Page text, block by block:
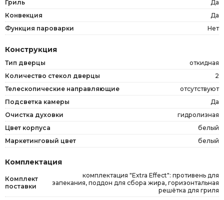
Гриль
Да
Конвекция
Да
Функция пароварки
Нет
Конструкция
Тип дверцы
откидная
Количество стекол дверцы
2
Телескопические направляющие
отсутствуют
Подсветка камеры
Да
Очистка духовки
гидролизная
Цвет корпуса
белый
Маркетинговый цвет
белый
Комплектация
Комплект
поставки
комплектация "Extra Effect": противень для
запекания, поддон для сбора жира, горизонтальная
решётка для гриля